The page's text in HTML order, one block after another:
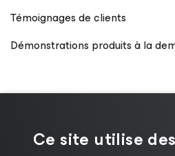
Témoignages de clients
Démonstrations produits à la
Ce site utilise